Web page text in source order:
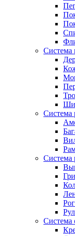
Система
Система
Система
Система